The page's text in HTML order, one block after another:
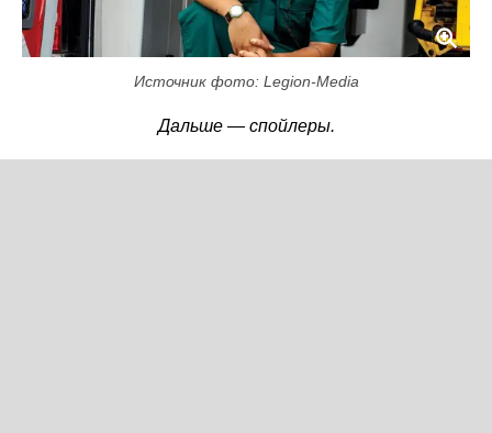
Источник фото: Legion-Media
Дальше — спойлеры.